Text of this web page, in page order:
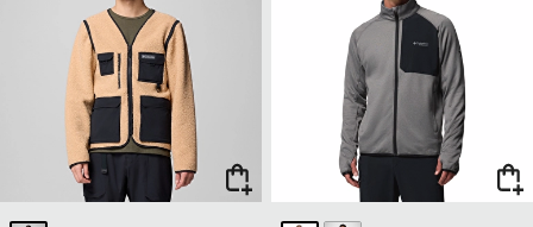
%60 İndirim
Crystal Leaf Omni-Heat
Helix Yarım Fermuarlı
Erkek Polar Üst
5.399,96 TL13.499,90
Columbia Dünyası Üyelerine
Sepette Ek %5 İndirim
%60 İndirim
Triple Canyon Grid
Hooded Fz II Erkek Polar
4.799,96TL 11.999,90
Columbia Dünyası Üyelerine
Sepette Ek %5 İndirim